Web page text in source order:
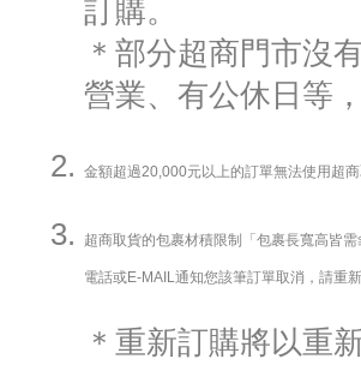
訂購。
＊部分超商門市沒
營業、有公休日等
金額超過20,000元以上的訂單無法使用超商
超商取貨的包裹材積限制「包裹長寬高皆
電話或E-MAIL通知您該筆訂單取消，請重
＊重新訂購將以重